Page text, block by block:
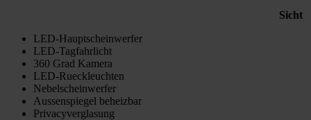
Sicht
LED-Hauptscheinwerfer
LED-Tagfahrlicht
360 Grad Kamera
LED-Rueckleuchten
Nebelscheinwerfer
Aussenspiegel beheizbar
Privacyverglasung